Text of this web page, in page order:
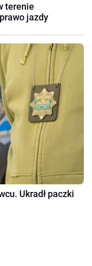
terenie
jazdy
Ukradł paczki